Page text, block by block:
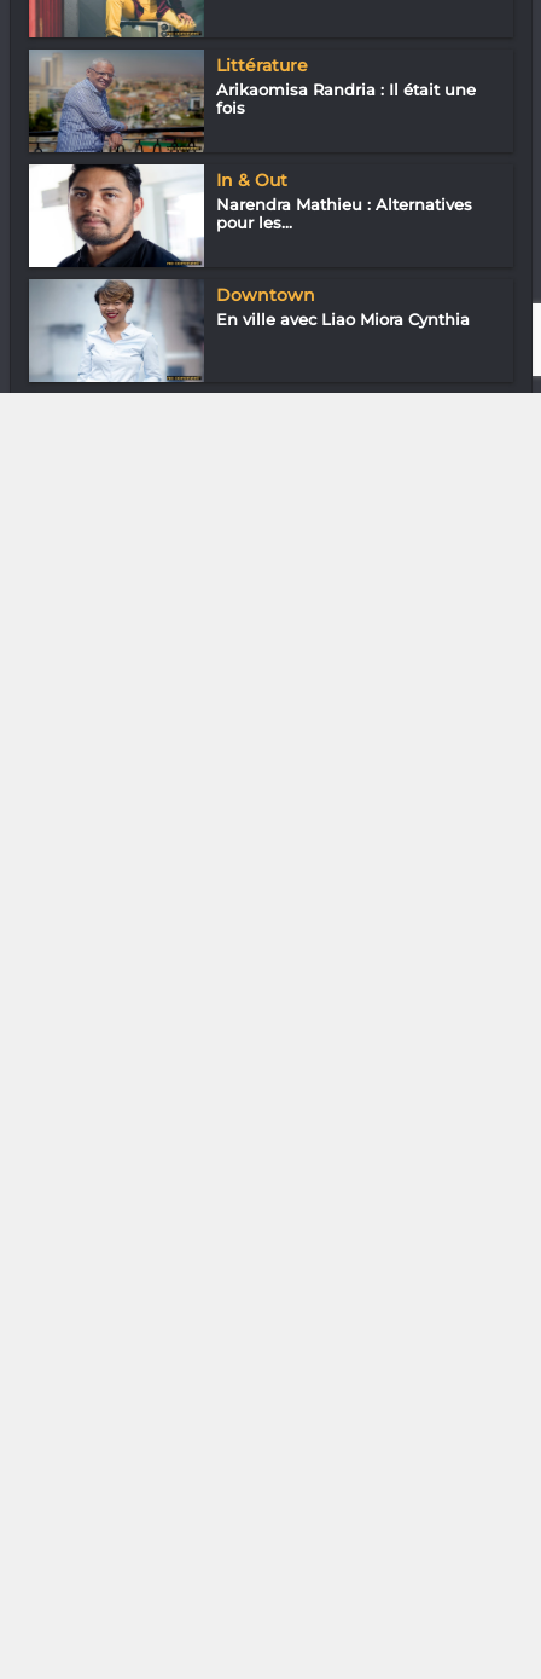
Littérature
Arikaomisa Randria : Il était une
fois
In & Out
Narendra Mathieu : Alternatives
pour les...
Downtown
En ville avec Liao Miora Cynthia